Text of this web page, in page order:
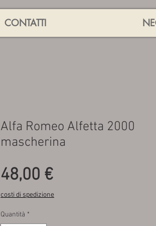
CONTATTI
Alfa Romeo Alfetta 2000
mascherina
48,00 €Prezzo
costi di spedizione
Quantità *